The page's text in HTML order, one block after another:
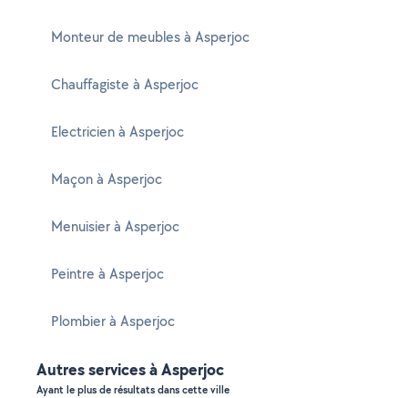
Monteur de meubles à Asperjoc
Chauffagiste à Asperjoc
Electricien à Asperjoc
Maçon à Asperjoc
Menuisier à Asperjoc
Peintre à Asperjoc
Plombier à Asperjoc
Autres services à Asperjoc
Ayant le plus de résultats dans cette ville